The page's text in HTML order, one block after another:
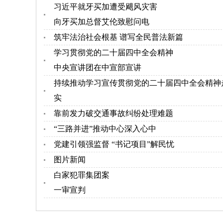
习近平就牙买加遭受飓风灾害
向牙买加总督艾伦致慰问电
筑牢法治社会根基 谱写全民普法新篇
学习贯彻党的二十届四中全会精神
中央宣讲团在中宣部宣讲
持续推动学习宣传贯彻党的二十届四中全会精神
实
靠前发力破交通事故纠纷处理难题
“三路并进”推动中心深入心中
党建引领强监督 “书记项目”解民忧
图片新闻
白家犯罪集团案
一审宣判